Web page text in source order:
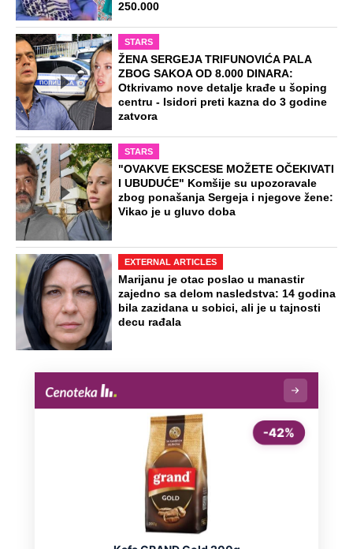
250.000
STARS
ŽENA SERGEJA TRIFUNOVIĆA PALA
ZBOG SAKOA OD 8.000 DINARA:
Otkrivamo nove detalje krađe u šoping
centru - Isidori preti kazna do 3 godine
zatvora
STARS
"OVAKVE EKSCESE MOŽETE OČEKIVATI
I UBUDUĆE" Komšije su upozoravale
zbog ponašanja Sergeja i njegove žene:
Vikao je u gluvo doba
EXTERNAL ARTICLES
Marijanu je otac poslao u manastir
zajedno sa delom nasledstva: 14 godina
bila zazidana u sobici, ali je u tajnosti
decu rađala